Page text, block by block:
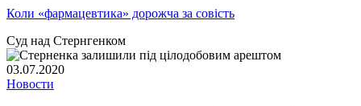
Коли «фармацевтика» дорожча за совість
Суд над Стернгенком
03.07.2020
Новости